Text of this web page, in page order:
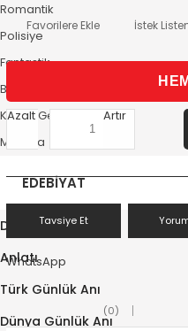
Romantik
Polisiye
Fantastik
Bilim Kurgu
Korku/Gerilim
Macera
EDEBİYAT
Deneme/Yazın
Anlatı
Türk Günlük Anı
Dünya Günlük Anı
Favorilere Ekle İstek
Artır
Azalt
Tavsiye Et
WhatsApp
(0)